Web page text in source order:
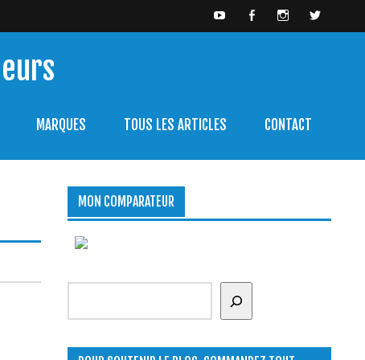
MARQUES TOUS LES ARTICLES CONTACT
MON COMPARATEUR
Rechercher